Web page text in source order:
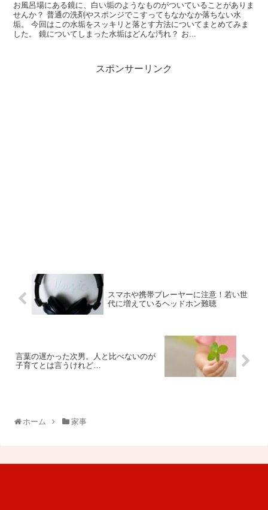
お風呂場にある鏡に、白い垢のようなものがついていることがありま
せんか？ 普通の洗剤やスポンジでこすってもなかなか落ちない水
垢。 今回はこの水垢をスッキリと落とす方法についてまとめてみま
した。 鏡についてしまった水垢はどんな汚れ？ お...
スポンサーリンク
スマホや携帯プレーヤーに注意！若い世
代に増えているヘッドホン難聴
言葉の遅かった次男。人と比べないのが
子育てとは言うけれど…
ホーム 家事